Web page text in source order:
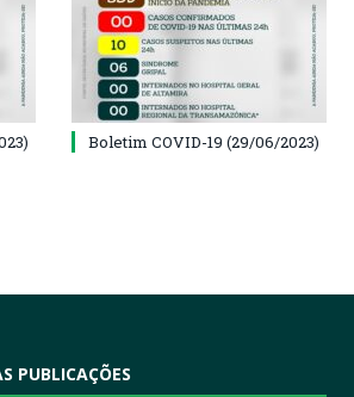
Boletim COVID-19 (29/06/2023)
PUBLICAÇÕES